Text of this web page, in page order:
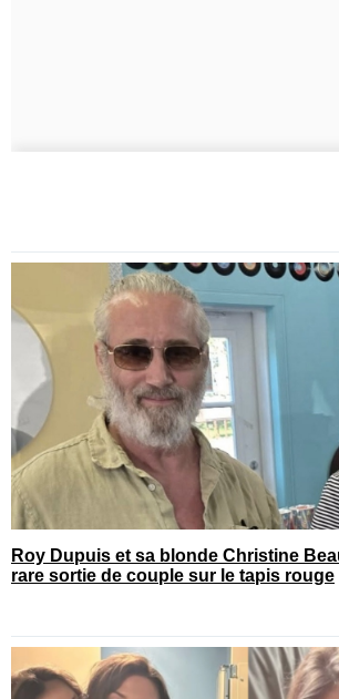
Roy Dupuis et sa blonde Christine
rare sortie de couple sur le tapis rouge